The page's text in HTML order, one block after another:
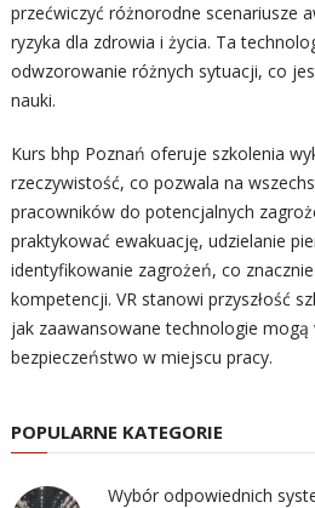
przećwiczyć różnorodne scenariusze
ryzyka dla zdrowia i życia. Ta
odwzorowanie różnych sytuacji, co
nauki.
Kurs bhp Poznań oferuje szkolenia
rzeczywistość, co pozwala na
pracowników do potencjalnych
praktykować ewakuację, udzielanie
identyfikowanie zagrożeń, co
kompetencji. VR stanowi przyszłość
jak zaawansowane technologie mogą
bezpieczeństwo w miejscu pracy.
POPULARNE KATEGORIE
Wybór odpowiednich